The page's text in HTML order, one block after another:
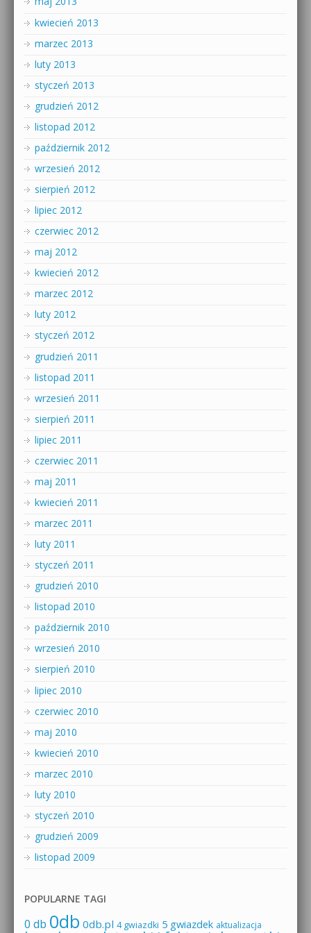
kwiecień 2013
marzec 2013
luty 2013
styczeń 2013
grudzień 2012
listopad 2012
październik 2012
wrzesień 2012
sierpień 2012
lipiec 2012
czerwiec 2012
maj 2012
kwiecień 2012
marzec 2012
luty 2012
styczeń 2012
grudzień 2011
listopad 2011
wrzesień 2011
sierpień 2011
lipiec 2011
czerwiec 2011
maj 2011
kwiecień 2011
marzec 2011
luty 2011
styczeń 2011
grudzień 2010
listopad 2010
październik 2010
wrzesień 2010
sierpień 2010
lipiec 2010
czerwiec 2010
maj 2010
kwiecień 2010
marzec 2010
luty 2010
styczeń 2010
grudzień 2009
listopad 2009
POPULARNE TAGI
0 db 0db 0db.pl 4 gwiazdki 5 gwiazdek aktualizacja